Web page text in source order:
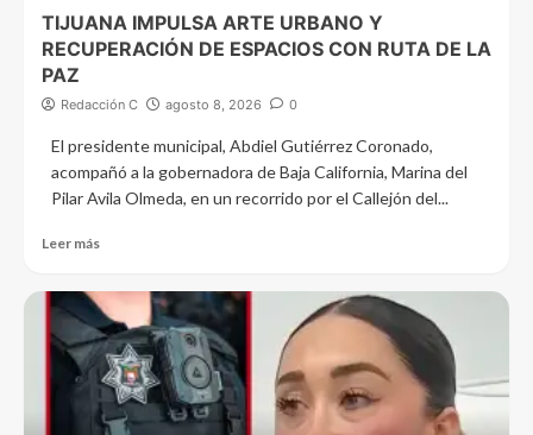
TIJUANA IMPULSA ARTE URBANO Y
RECUPERACIÓN DE ESPACIOS CON RUTA DE LA
PAZ
Redacción C agosto 8, 2026 0
El presidente municipal, Abdiel Gutiérrez Coronado,
acompañó a la gobernadora de Baja California, Marina del
Pilar Avila Olmeda, en un recorrido por el Callejón del...
Leer más